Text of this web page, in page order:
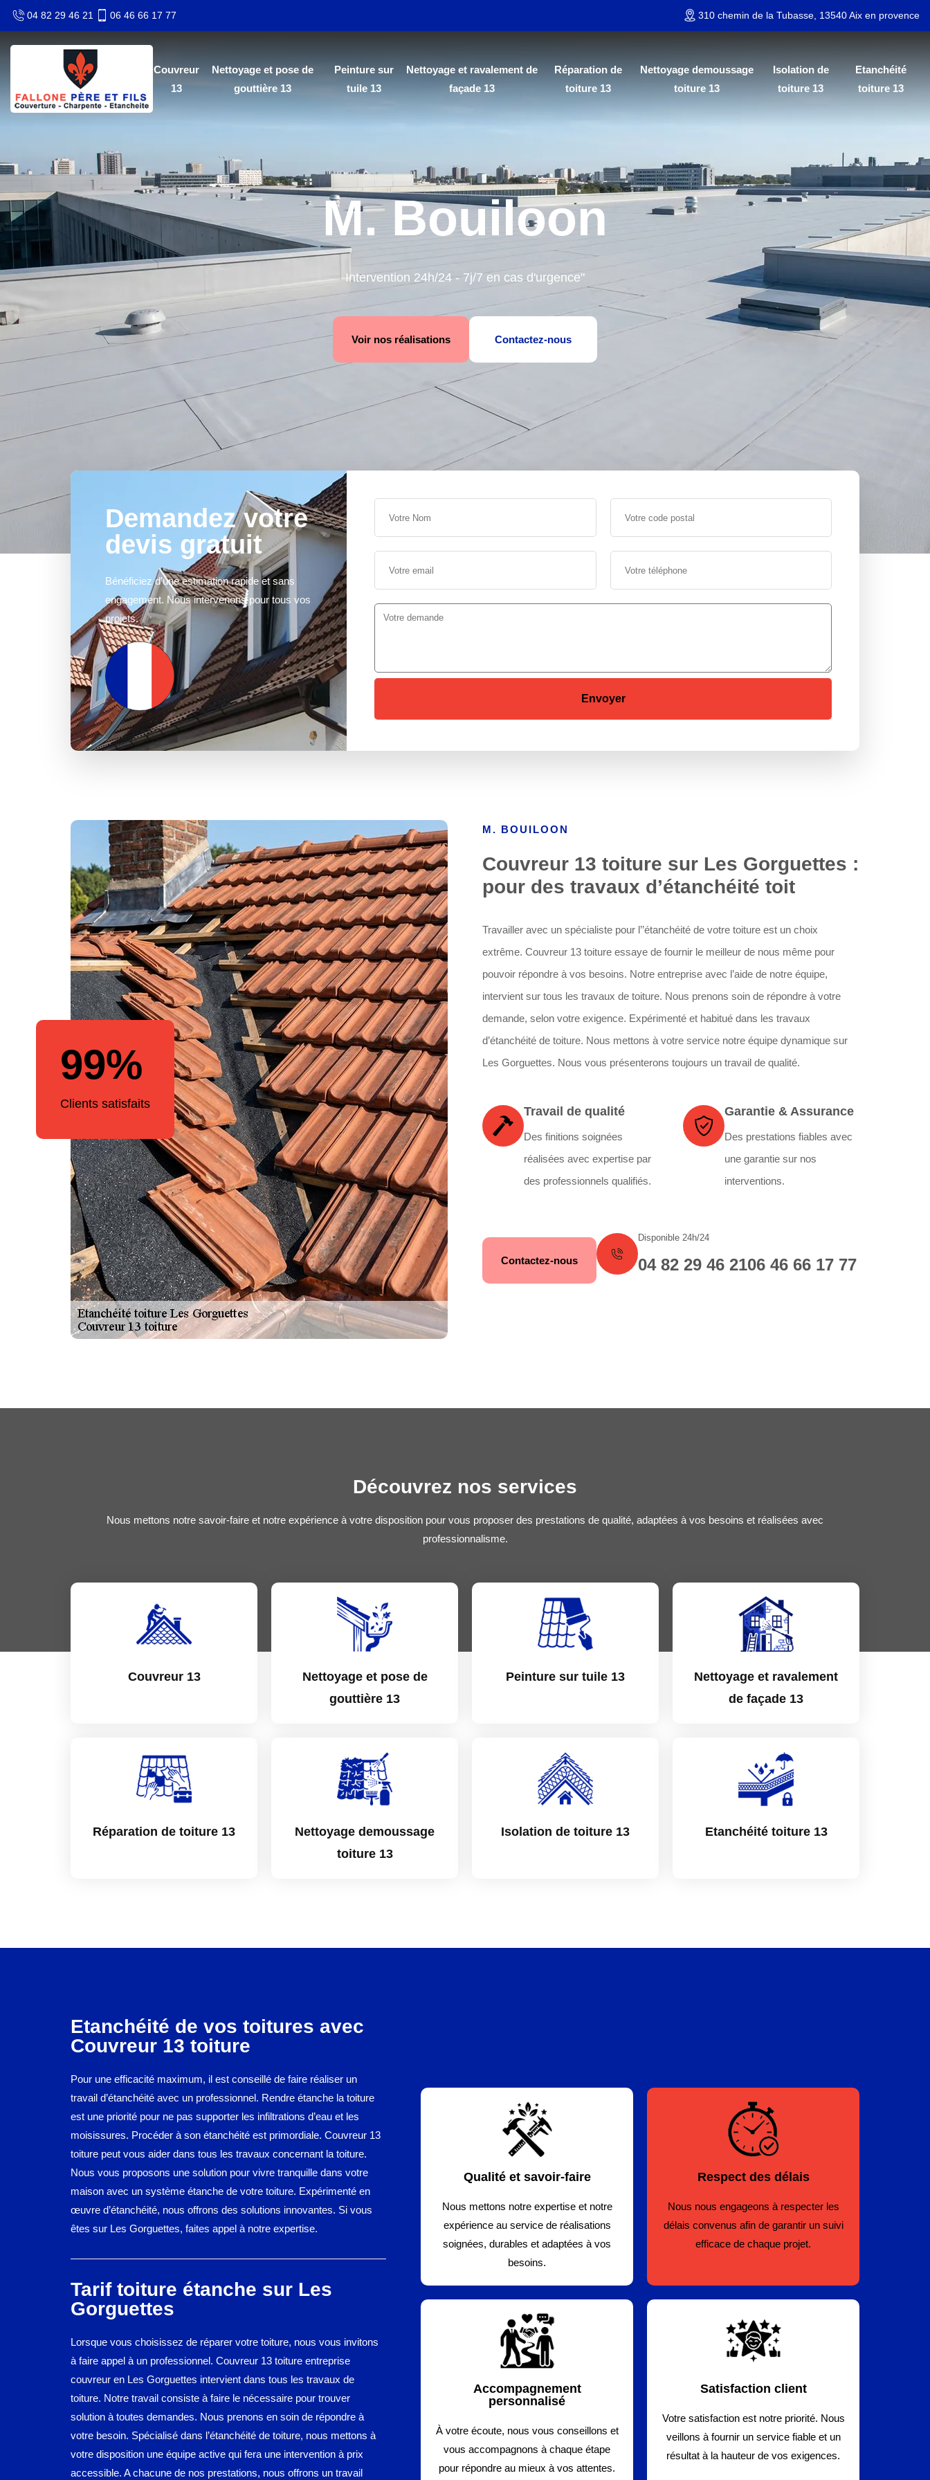
04 82 29 46 21 06 46 66 17 77 310 chemin de la Tubasse, 13540 Aix en provence
Couvreur
13
Nettoyage et pose de
gouttière 13
Peinture sur
tuile 13
Nettoyage et ravalement de
façade 13
Réparation de
toiture 13
Nettoyage demoussage
toiture 13
Isolation de
toiture 13
Etanchéité
toiture 13
M. Bouiloon
Intervention 24h/24 - 7j/7 en cas d'urgence"
Voir nos réalisations Contactez-nous
Demandez votre
devis gratuit
Bénéficiez d'une estimation rapide et sans
engagement. Nous intervenons pour tous vos
projets.
99%
Clients satisfaits
M. BOUILOON
Couvreur 13 toiture sur Les Gorguettes :
pour des travaux d’étanchéité toit
Travailler avec un spécialiste pour l’’étanchéité de votre toiture est un choix
extrême. Couvreur 13 toiture essaye de fournir le meilleur de nous même pour
pouvoir répondre à vos besoins. Notre entreprise avec l’aide de notre équipe,
intervient sur tous les travaux de toiture. Nous prenons soin de répondre à votre
demande, selon votre exigence. Expérimenté et habitué dans les travaux
d’étanchéité de toiture. Nous mettons à votre service notre équipe dynamique sur
Les Gorguettes. Nous vous présenterons toujours un travail de qualité.
Travail de qualité
Des finitions soignées
réalisées avec expertise par
des professionnels qualifiés.
Garantie & Assurance
Des prestations fiables avec
une garantie sur nos
interventions.
Contactez-nous
Disponible 24h/24
04 82 29 46 2106 46 66 17 77
Découvrez nos services
Nous mettons notre savoir-faire et notre expérience à votre disposition pour vous proposer des prestations de qualité, adaptées à vos besoins et réalisées avec
professionnalisme.
Couvreur 13
Nettoyage et pose de
gouttière 13
Peinture sur tuile 13
Nettoyage et ravalement
de façade 13
Réparation de toiture 13
Nettoyage demoussage
toiture 13
Isolation de toiture 13 Etanchéité toiture 13
Etanchéité de vos toitures avec
Couvreur 13 toiture
Pour une efficacité maximum, il est conseillé de faire réaliser un
travail d’étanchéité avec un professionnel. Rendre étanche la toiture
est une priorité pour ne pas supporter les infiltrations d’eau et les
moisissures. Procéder à son étanchéité est primordiale. Couvreur 13
toiture peut vous aider dans tous les travaux concernant la toiture.
Nous vous proposons une solution pour vivre tranquille dans votre
maison avec un système étanche de votre toiture. Expérimenté en
œuvre d’étanchéité, nous offrons des solutions innovantes. Si vous
êtes sur Les Gorguettes, faites appel à notre expertise.
Tarif toiture étanche sur Les
Gorguettes
Lorsque vous choisissez de réparer votre toiture, nous vous invitons
à faire appel à un professionnel. Couvreur 13 toiture entreprise
couvreur en Les Gorguettes intervient dans tous les travaux de
toiture. Notre travail consiste à faire le nécessaire pour trouver
solution à toutes demandes. Nous prenons en soin de répondre à
votre besoin. Spécialisé dans l’étanchéité de toiture, nous mettons à
votre disposition une équipe active qui fera une intervention à prix
accessible. A chacune de nos prestations, nous offrons un travail
Qualité et savoir-faire
Nous mettons notre expertise et notre
expérience au service de réalisations
soignées, durables et adaptées à vos
besoins.
Respect des délais
Nous nous engageons à respecter les
délais convenus afin de garantir un suivi
efficace de chaque projet.
Accompagnement
personnalisé
À votre écoute, nous vous conseillons et
vous accompagnons à chaque étape
pour répondre au mieux à vos attentes.
Satisfaction client
Votre satisfaction est notre priorité. Nous
veillons à fournir un service fiable et un
résultat à la hauteur de vos exigences.